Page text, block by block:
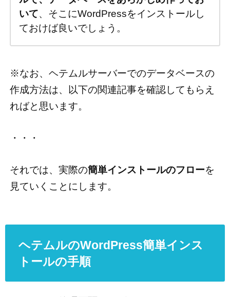
いて、そこにWordPressをインストールし
ておけば良いでしょう。
※なお、ヘテムルサーバーでのデータベースの
作成方法は、以下の関連記事を確認してもらえ
ればと思います。
・・・
それでは、実際の簡単インストールのフローを
見ていくことにします。
ヘテムルのWordPress簡単インス
トールの手順